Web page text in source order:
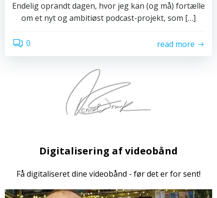
Endelig oprandt dagen, hvor jeg kan (og må) fortælle
om et nyt og ambitiøst podcast-projekt, som […]
0 read more
Digitalisering af videobånd
Få digitaliseret dine videobånd - før det er for sent!